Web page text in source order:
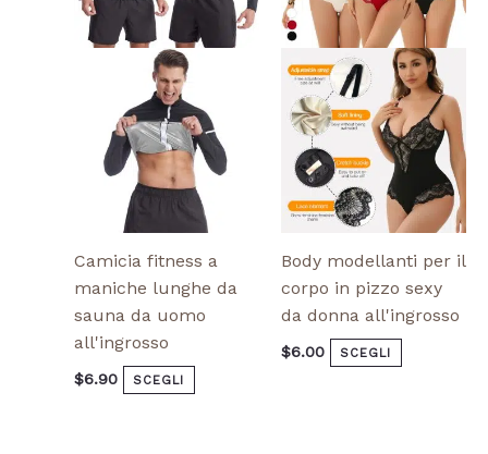
Camicia fitness a
maniche lunghe da
sauna da uomo
all'ingrosso
$6.90 SCEGLI
opzioni
scelte
nella
pagina
del
prodotto
Body modellanti per il
corpo in pizzo sexy
da donna all'ingrosso
$6.00 SCEGLI
Le
opzioni
possono
essere
scelte
nella
pagina
del
prodotto